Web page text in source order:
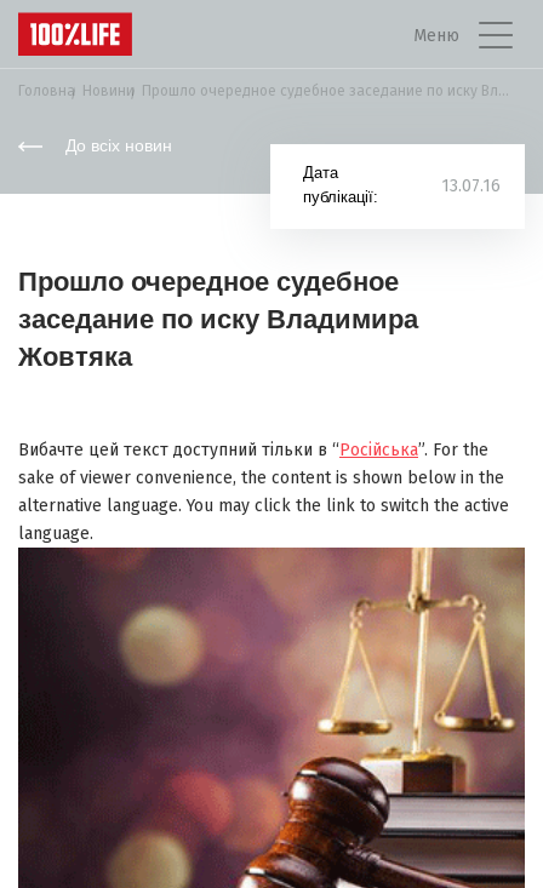
Меню
Головна Новини Прошло очередное судебное заседание по иску Владимира...
До всіх новин
Дата
публікації:
13.07.16
Прошло очередное судебное
заседание по иску Владимира
Жовтяка
Вибачте цей текст доступний тільки в “Російська”. For the
sake of viewer convenience, the content is shown below in the
alternative language. You may click the link to switch the active
language.